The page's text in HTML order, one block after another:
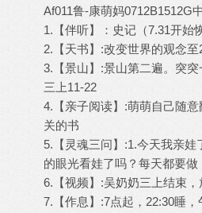
Af011鲁-康萌妈0712B1512G
1.【伴听】：史记（7.31开始
2.【天书】:改变世界的观念至
3.【景山】:景山第二遍。突突
三上11-22
4.【亲子阅读】:萌萌自己随
关的书
5.【灵魂三问】:1.今天我亲
的眼光看娃了吗？每天都要做
6.【视频】:吴奶奶三上结束
7.【作息】:7点起，22:30睡